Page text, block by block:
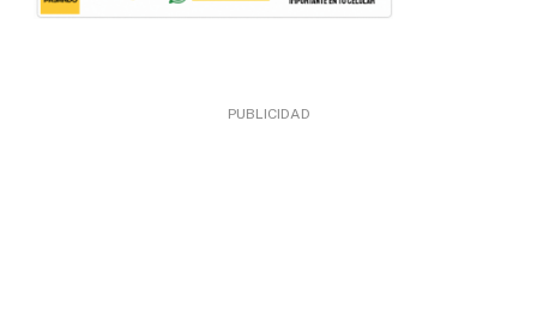
PUBLICIDAD